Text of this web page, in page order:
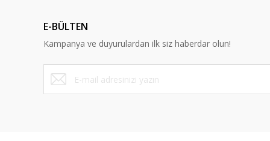
Ürün bilgilerinde hatalar bulunuyor.
Ürün fiyatı diğer sitelerden daha pahalı.
Bu ürüne benzer farklı alternatifler olmalı.
E-BÜLTEN
Kampanya ve duyurulardan ilk siz haberdar olun!